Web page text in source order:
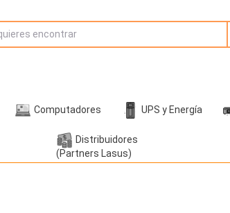
Computadores UPS y Energía
Distribuidores
(Partners Lasus)